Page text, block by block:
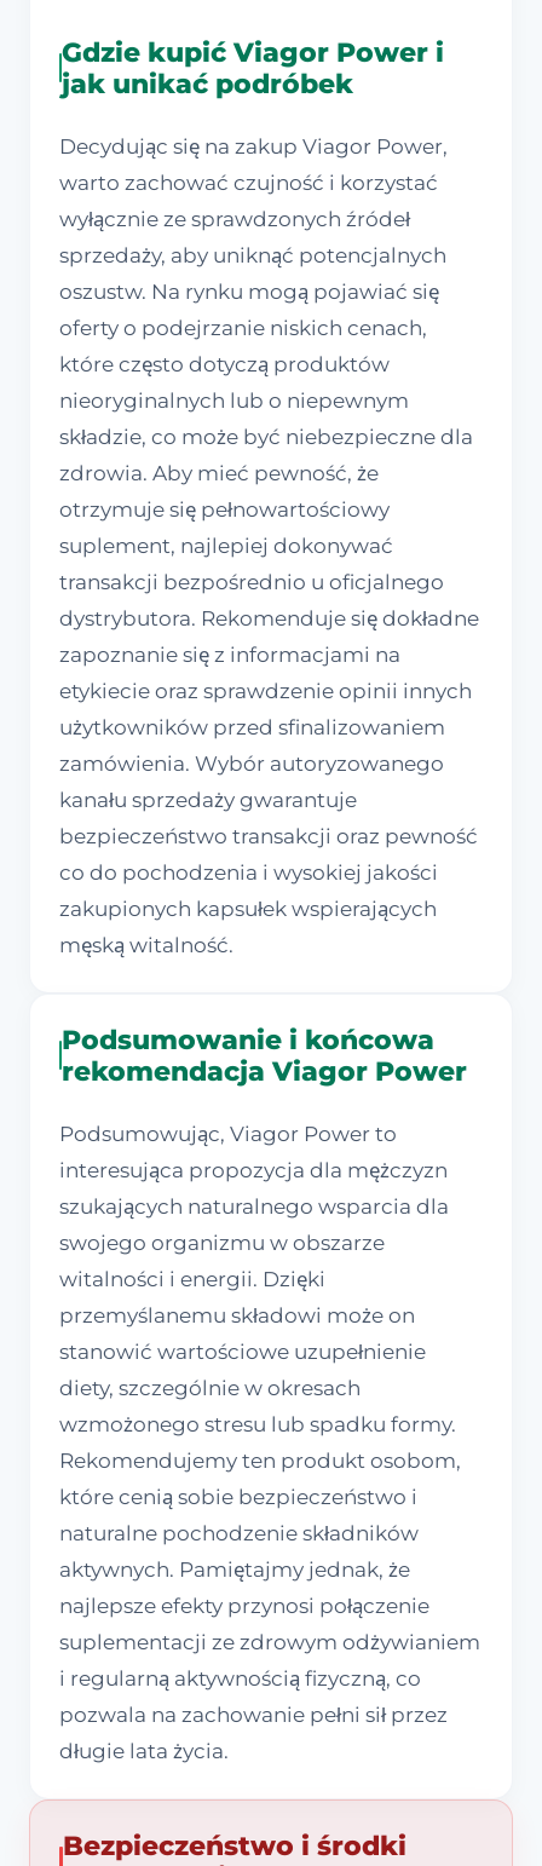
Gdzie kupić Viagor Power i
jak unikać podróbek
Decydując się na zakup Viagor Power,
warto zachować czujność i korzystać
wyłącznie ze sprawdzonych źródeł
sprzedaży, aby uniknąć potencjalnych
oszustw. Na rynku mogą pojawiać się
oferty o podejrzanie niskich cenach,
które często dotyczą produktów
nieoryginalnych lub o niepewnym
składzie, co może być niebezpieczne dla
zdrowia. Aby mieć pewność, że
otrzymuje się pełnowartościowy
suplement, najlepiej dokonywać
transakcji bezpośrednio u oficjalnego
dystrybutora. Rekomenduje się dokładne
zapoznanie się z informacjami na
etykiecie oraz sprawdzenie opinii innych
użytkowników przed sfinalizowaniem
zamówienia. Wybór autoryzowanego
kanału sprzedaży gwarantuje
bezpieczeństwo transakcji oraz pewność
co do pochodzenia i wysokiej jakości
zakupionych kapsułek wspierających
męską witalność.
Podsumowanie i końcowa
rekomendacja Viagor Power
Podsumowując, Viagor Power to
interesująca propozycja dla mężczyzn
szukających naturalnego wsparcia dla
swojego organizmu w obszarze
witalności i energii. Dzięki
przemyślanemu składowi może on
stanowić wartościowe uzupełnienie
diety, szczególnie w okresach
wzmożonego stresu lub spadku formy.
Rekomendujemy ten produkt osobom,
które cenią sobie bezpieczeństwo i
naturalne pochodzenie składników
aktywnych. Pamiętajmy jednak, że
najlepsze efekty przynosi połączenie
suplementacji ze zdrowym odżywianiem
i regularną aktywnością fizyczną, co
pozwala na zachowanie pełni sił przez
długie lata życia.
Bezpieczeństwo i środki